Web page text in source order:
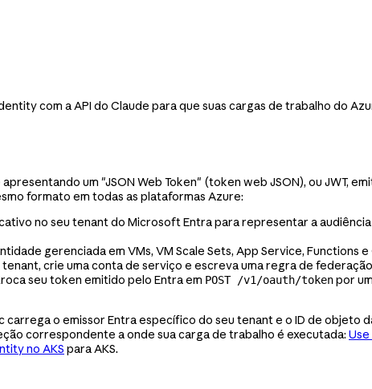
com a API do Claude para que suas cargas de trabalho do
um "JSON Web Token" (token web JSON), ou JWT,
formato em todas as plataformas Azure:
no seu tenant do Microsoft Entra para representar a
gerenciada em VMs, VM Scale Sets, App Service, Functions
crie uma conta de serviço e escreva uma regra de
seu token emitido pelo Entra em POST /v1/oauth/tokenpor
o emissor Entra específico do seu tenant e o ID de objeto
correspondente a onde sua carga de trabalho é executada:
no AKS para AKS.